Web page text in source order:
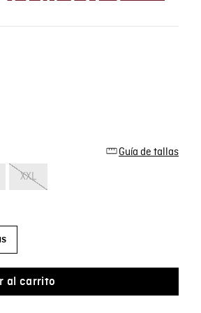
Guía de tallas
XXL
al carrito